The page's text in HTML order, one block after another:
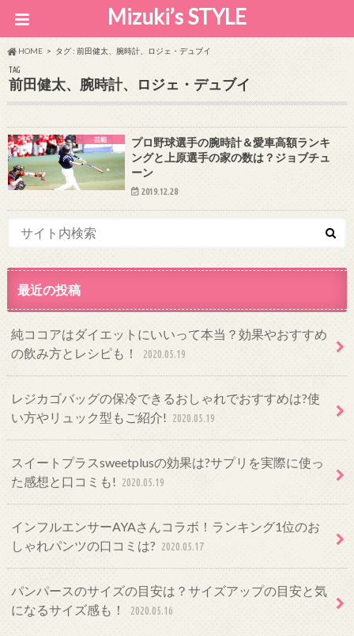
Mizuki’s STYLE
HOME タグ : 前田健太、腕時計、ロジェ・デュブイ
TAG
前田健太、腕時計、ロジェ・デュブイ
芸能
プロ野球選手の腕時計＆愛車高額ランキ
ングと上原選手の家の数は？ジョブチュ
ーン
2019.12.28
最近の投稿
純ココアはダイエットにいいって本当？効果やおすすめ
の飲み方とレシピも！
2020.05.19
レジカゴバッグの保冷できるおしゃれでおすすめは?使
い方やリュック型もご紹介!
2020.05.19
スイートプラスsweetplusの効果は?サプリを実際に使っ
た感想と口コミも!
2020.05.19
インフルエンサーAYAさんコラボ！ランキング1位のお
しゃれパンツの口コミは? 2020.05.17
パンパースのサイズの目安は？サイズアップの目安と気
になるサイズ感も！
2020.05.16